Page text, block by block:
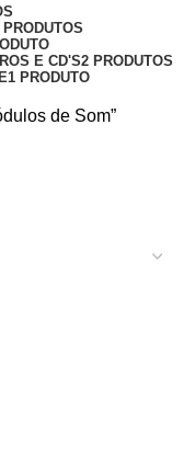
PRODUTOS
E CD'S2 PRODUTOS
1 PRODUTO
de Som”